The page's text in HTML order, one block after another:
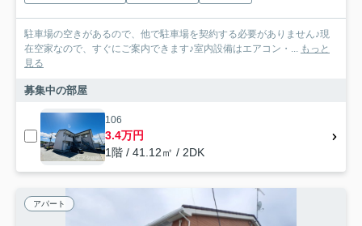
駐車場の空きがあるので、他で駐車場を契約する必要がありません♪現
在空家なので、すぐにご案内できます♪室内設備はエアコン・...
もっと
見る
募集中の部屋
106
3.4万円
1階 / 41.12㎡ / 2DK
アパート